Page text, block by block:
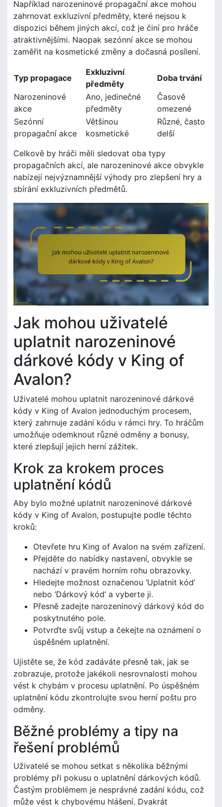
Například narozeninové propagační akce mohou
zahrnovat exkluzivní předměty, které nejsou k
dispozici během jiných akcí, což je činí pro hráče
atraktivnějšími. Naopak sezónní akce se mohou
zaměřit na kosmetické změny a dočasná posílení.
Typ propagace
Exkluzivní
předměty
Doba trvání
Narozeninové
akce
Ano, jedinečné
předměty
Časově
omezené
Sezónní
propagační akce
Většinou
kosmetické
Různé, často
delší
Celkově by hráči měli sledovat oba typy
propagačních akcí, ale narozeninové akce obvykle
nabízejí nejvýznamnější výhody pro zlepšení hry a
sbírání exkluzivních předmětů.
Jak mohou uživatelé
uplatnit narozeninové
dárkové kódy v King of
Avalon?
Uživatelé mohou uplatnit narozeninové dárkové
kódy v King of Avalon jednoduchým procesem,
který zahrnuje zadání kódu v rámci hry. To hráčům
umožňuje odemknout různé odměny a bonusy,
které zlepšují jejich herní zážitek.
Krok za krokem proces
uplatnění kódů
Aby bylo možné uplatnit narozeninové dárkové
kódy v King of Avalon, postupujte podle těchto
kroků:
Otevřete hru King of Avalon na svém zařízení.
Přejděte do nabídky nastavení, obvykle se
nachází v pravém horním rohu obrazovky.
Hledejte možnost označenou ‘Uplatnit kód’
nebo ‘Dárkový kód’ a vyberte ji.
Přesně zadejte narozeninový dárkový kód do
poskytnutého pole.
Potvrďte svůj vstup a čekejte na oznámení o
úspěšném uplatnění.
Ujistěte se, že kód zadáváte přesně tak, jak se
zobrazuje, protože jakékoli nesrovnalosti mohou
vést k chybám v procesu uplatnění. Po úspěšném
uplatnění kódu zkontrolujte svou herní poštu pro
odměny.
Běžné problémy a tipy na
řešení problémů
Uživatelé se mohou setkat s několika běžnými
problémy při pokusu o uplatnění dárkových kódů.
Častým problémem je nesprávné zadání kódu, což
může vést k chybovému hlášení. Dvakrát